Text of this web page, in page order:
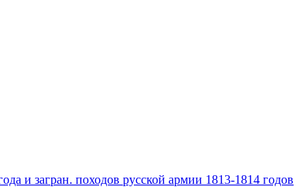
и загран. походов русской армии 1813-1814 годов